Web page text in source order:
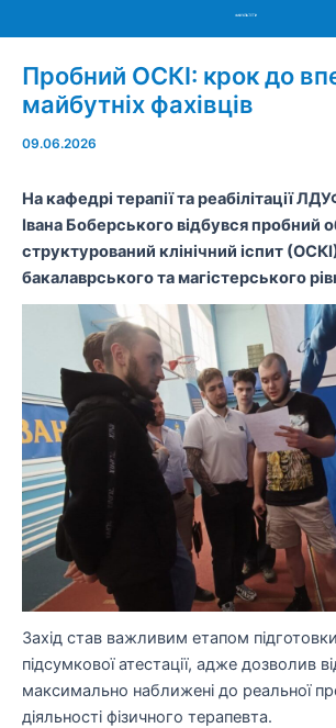
Menu
Пробний ОСКІ: крок до
майбутніх фахівців
09.06.2026
На кафедрі терапії та реабілітації
Івана Боберського відбувся пробний
структурований клінічний іспит
бакалаврського та магістерського
Захід став важливим етапом
підсумкової атестації, адже дозволив
максимально наближені до реальної
діяльності фізичного терапевта.